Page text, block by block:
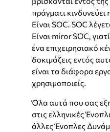
πράγματι κινδυνεύει
Είναι SOC. SOC
Είναι miror SOC,
ένα επιχειρησιακό
δοκιμάζεις εντός
είναι τα διάφορα
χρησιμοποιείς.
Όλα αυτά που σας
στις ελληνικές
άλλες Ένοπλες